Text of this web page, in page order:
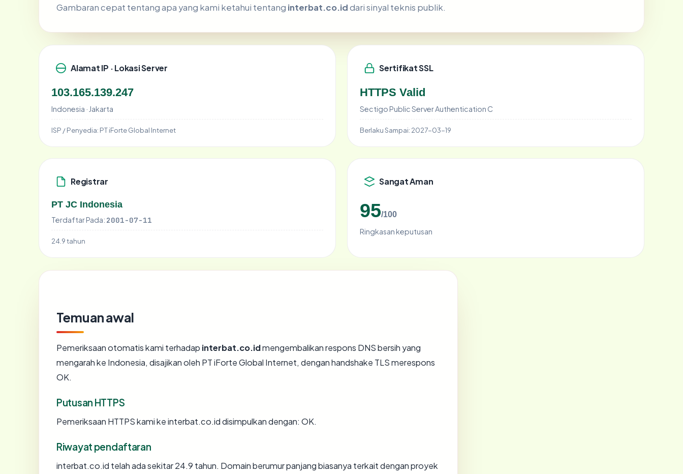
Gambaran cepat tentang apa yang kami ketahui tentang interbat.co.iddari sinyal teknis publik.
Alamat IP · Lokasi Server
103.165.139.247
Indonesia · Jakarta
ISP / Penyedia: PT iForte Global Internet
Sertifikat SSL
HTTPS Valid
Sectigo Public Server Authentication C
Berlaku Sampai: 2027-03-19
Registrar
PT JC Indonesia
Terdaftar Pada: 2001-07-11
24.9 tahun
Sangat Aman
95/100
Ringkasan keputusan
Temuan awal
Pemeriksaan otomatis kami terhadap interbat.co.idmengembalikan respons DNS bersih yang
mengarah ke Indonesia, disajikan oleh PT iForte Global Internet, dengan handshake TLS merespons
OK.
Putusan HTTPS
Pemeriksaan HTTPS kami ke interbat.co.id disimpulkan dengan: OK.
Riwayat pendaftaran
interbat.co.id telah ada sekitar 24.9 tahun. Domain berumur panjang biasanya terkait dengan proyek